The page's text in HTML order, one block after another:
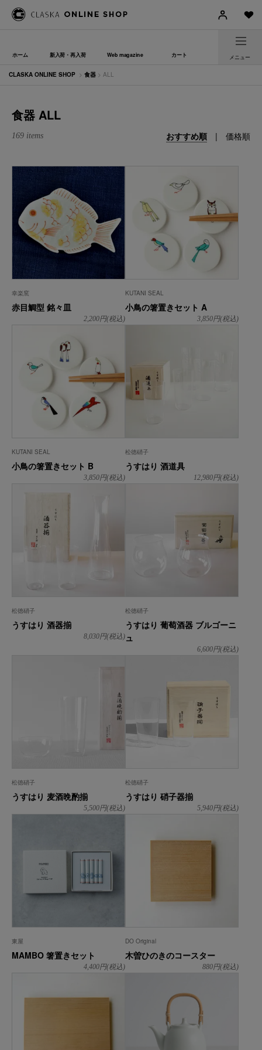
ホーム 新入荷・再入荷 Web magazine カート メニュー
CLASKA ONLINE SHOP > 食器 > ALL
食器 ALL
おすすめ順 | 価格順
169 items
幸楽窯
赤目鯛型 銘々皿
2,200円(税込)
KUTANI SEAL
小鳥の箸置きセット A
3,850円(税込)
KUTANI SEAL
小鳥の箸置きセット B
3,850円(税込)
松徳硝子
うすはり 酒道具
12,980円(税込)
松徳硝子
うすはり 酒器揃
8,030円(税込)
松徳硝子
うすはり 葡萄酒器 ブルゴーニ
ュ
6,600円(税込)
松徳硝子
うすはり 麦酒晩酌揃
5,500円(税込)
松徳硝子
うすはり 硝子器揃
5,940円(税込)
東屋
MAMBO 箸置きセット
4,400円(税込)
DO Original
木曽ひのきのコースター
880円(税込)